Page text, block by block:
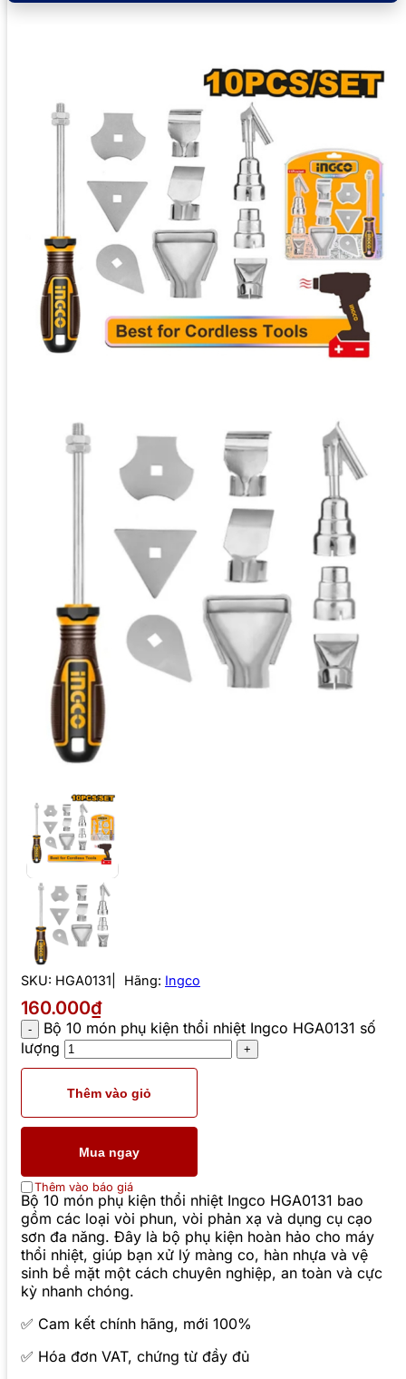
SKU: HGA0131 Hãng: Ingco
160.000₫
Bộ 10 món phụ kiện thổi nhiệt Ingco HGA0131 số
lượng
Thêm vào giỏ
Mua ngay
Thêm vào báo giá
Bộ 10 món phụ kiện thổi nhiệt Ingco HGA0131 bao
gồm các loại vòi phun, vòi phản xạ và dụng cụ cạo
sơn đa năng. Đây là bộ phụ kiện hoàn hảo cho máy
thổi nhiệt, giúp bạn xử lý màng co, hàn nhựa và vệ
sinh bề mặt một cách chuyên nghiệp, an toàn và cực
kỳ nhanh chóng.
✅ Cam kết chính hãng, mới 100%
✅ Hóa đơn VAT, chứng từ đầy đủ